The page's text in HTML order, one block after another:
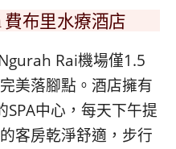
費布里水療酒店
Rai機場僅1.5
美落腳點。酒店擁有
中心，每天下午提
客房乾淨舒適，步行